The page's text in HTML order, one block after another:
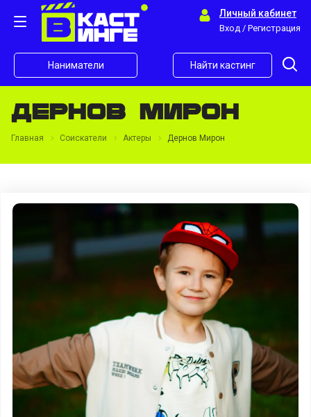
Личный кабинет
Вход / Регистрация
Наниматели Найти кастинг
Дернов Мирон
Главная Соискатели Актеры Дернов Мирон